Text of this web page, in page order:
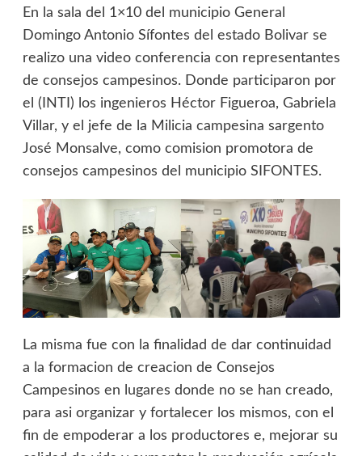
En la sala del 1×10 del municipio General
Domingo Antonio Sífontes del estado Bolivar se
realizo una video conferencia con representantes
de consejos campesinos. Donde participaron por
el (INTI) los ingenieros Héctor Figueroa, Gabriela
Villar, y el jefe de la Milicia campesina sargento
José Monsalve, como comision promotora de
consejos campesinos del municipio SIFONTES.
La misma fue con la finalidad de dar continuidad
a la formacion de creacion de Consejos
Campesinos en lugares donde no se han creado,
para asi organizar y fortalecer los mismos, con el
fin de empoderar a los productores e, mejorar su